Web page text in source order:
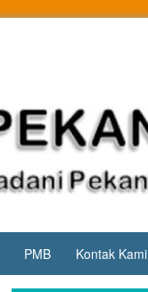
PMB Kontak Kami